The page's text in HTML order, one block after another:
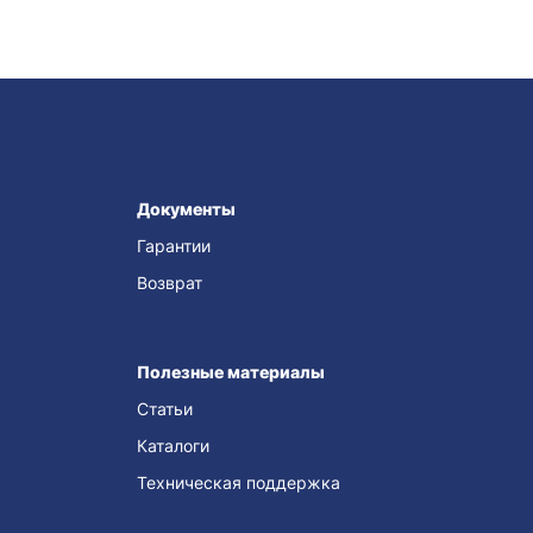
Документы
Гарантии
Возврат
Полезные материалы
Статьи
Каталоги
Техническая поддержка